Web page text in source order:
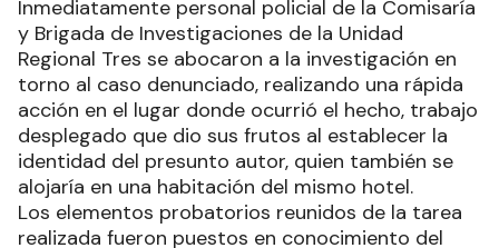
Inmediatamente personal policial de la Comisaría
y Brigada de Investigaciones de la Unidad
Regional Tres se abocaron a la investigación en
torno al caso denunciado, realizando una rápida
acción en el lugar donde ocurrió el hecho, trabajo
desplegado que dio sus frutos al establecer la
identidad del presunto autor, quien también se
alojaría en una habitación del mismo hotel.
Los elementos probatorios reunidos de la tarea
realizada fueron puestos en conocimiento del